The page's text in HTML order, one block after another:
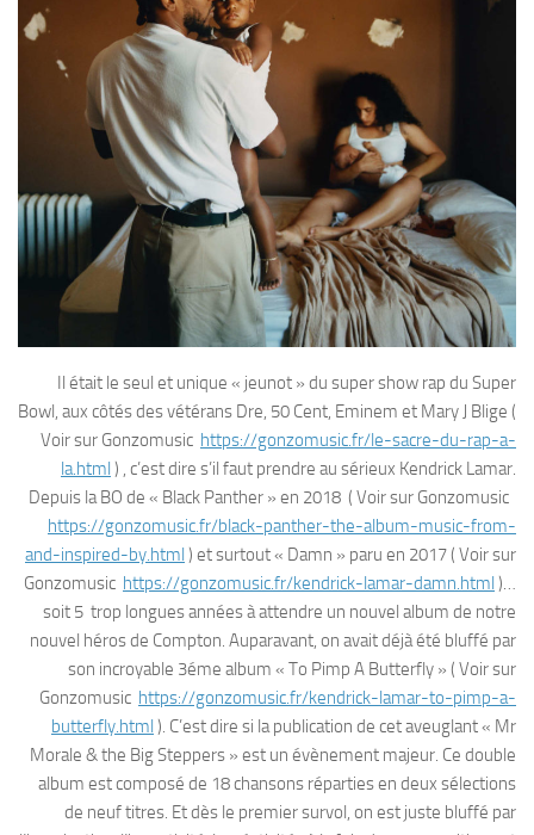
Il était le seul et unique « jeunot » du super show rap du Super
Bowl, aux côtés des vétérans Dre, 50 Cent, Eminem et Mary J Blige (
Voir sur Gonzomusic https://gonzomusic.fr/le-sacre-du-rap-a-
la.html ) , c’est dire s’il faut prendre au sérieux Kendrick Lamar.
Depuis la BO de « Black Panther » en 2018 ( Voir sur Gonzomusic
https://gonzomusic.fr/black-panther-the-album-music-from-
and-inspired-by.html ) et surtout « Damn » paru en 2017 ( Voir sur
Gonzomusic https://gonzomusic.fr/kendrick-lamar-damn.html )…
soit 5 trop longues années à attendre un nouvel album de notre
nouvel héros de Compton. Auparavant, on avait déjà été bluffé par
son incroyable 3éme album « To Pimp A Butterfly » ( Voir sur
Gonzomusic https://gonzomusic.fr/kendrick-lamar-to-pimp-a-
butterfly.html ). C’est dire si la publication de cet aveuglant « Mr
Morale & the Big Steppers » est un évènement majeur. Ce double
album est composé de 18 chansons réparties en deux sélections
de neuf titres. Et dès le premier survol, on est juste bluffé par